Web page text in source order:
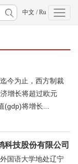
中文 / Ru
今为止，西方制裁
增长将超过欧元
(gdp)将增长...
科技股份有限公司
国语大学地处辽宁